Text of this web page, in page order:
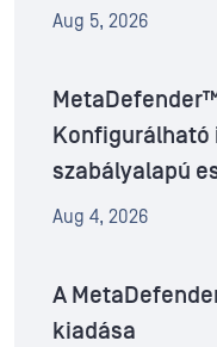
Aug 5, 2026
Konfigurálható
szabályalapú
Aug 4, 2026
A
kiadása